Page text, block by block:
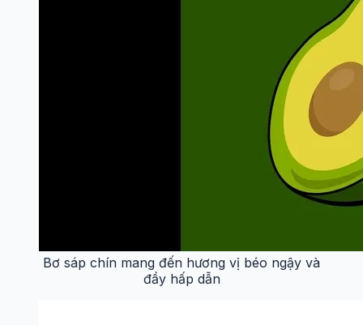
Bơ sáp chín mang đến hương vị béo ngậy và
đầy hấp dẫn